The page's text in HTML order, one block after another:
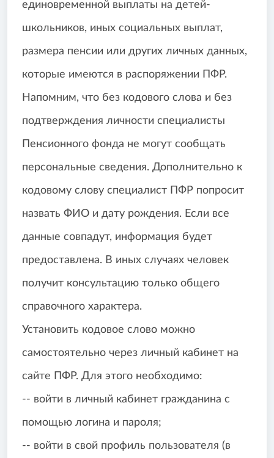
единовременной выплаты на детей-
школьников, иных социальных выплат,
размера пенсии или других личных данных,
которые имеются в распоряжении ПФР.
Напомним, что без кодового слова и без
подтверждения личности специалисты
Пенсионного фонда не могут сообщать
персональные сведения. Дополнительно к
кодовому слову специалист ПФР попросит
назвать ФИО и дату рождения. Если все
данные совпадут, информация будет
предоставлена. В иных случаях человек
получит консультацию только общего
справочного характера.
Установить кодовое слово можно
самостоятельно через личный кабинет на
сайте ПФР. Для этого необходимо:
-- войти в личный кабинет гражданина с
помощью логина и пароля;
-- войти в свой профиль пользователя (в